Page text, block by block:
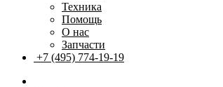
Техника
Помощь
О нас
Запчасти
+7 (495) 774-19-19